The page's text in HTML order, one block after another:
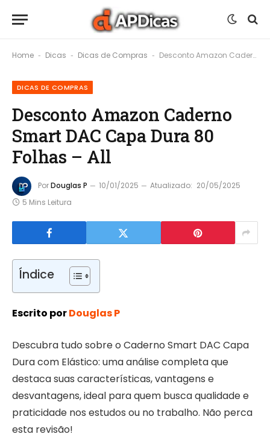
Home - Dicas - Dicas de Compras - Desconto Amazon Caderno Smart DAC Capa Dura 80 Folhas – All
DICAS DE COMPRAS
Desconto Amazon Caderno
Smart DAC Capa Dura 80
Folhas – All
PorDouglas P 10/01/2025 Atualizado: 20/05/2025
5 Mins Leitura
Índice
Escrito porDouglas P
Descubra tudo sobre o Caderno Smart DAC Capa
Dura com Elástico: uma análise completa que
destaca suas características, vantagens e
desvantagens, ideal para quem busca qualidade e
praticidade nos estudos ou no trabalho. Não perca
esta revisão!